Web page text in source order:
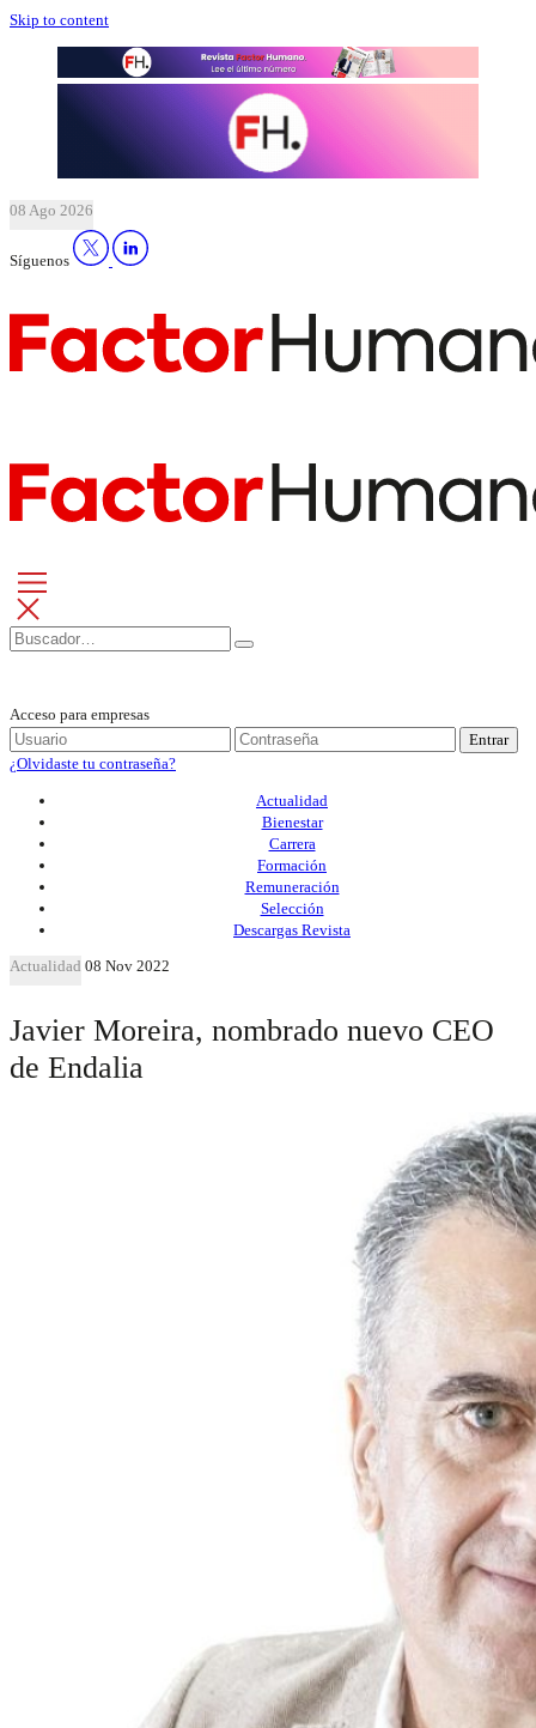
Skip to content
08 Ago 2026
Síguenos
Acceso para empresas
Entrar
¿Olvidaste tu contraseña?
Actualidad
Bienestar
Carrera
Formación
Remuneración
Selección
Descargas Revista
Actualidad 08 Nov 2022
Javier Moreira, nombrado nuevo CEO
de Endalia